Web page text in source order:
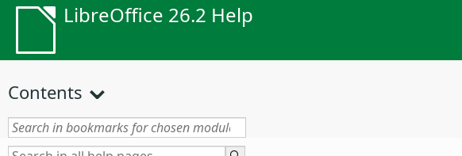
LibreOffice 26.2 Help
Contents